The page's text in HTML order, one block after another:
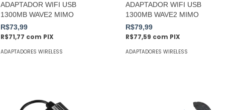
ADAPTADOR WIFI USB
1300MB WAVE2 MIMO
R$73,99
R$71,77 com PIX
ADAPTADORES WIRELESS
ADAPTADOR WIFI USB
1300MB WAVE2 MIMO
R$79,99
R$77,59 com PIX
ADAPTADORES WIRELESS